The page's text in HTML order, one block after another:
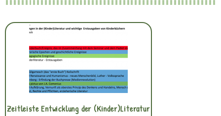
Zeitleiste Entwicklung der (Kinder)Literatur